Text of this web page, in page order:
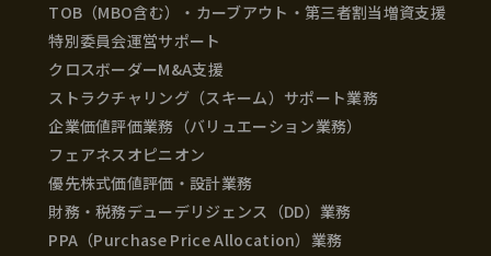
TOB（MBO含む）・カーブアウト・第三者割当増資支援
特別委員会運営サポート
クロスボーダーM&A支援
ストラクチャリング（スキーム）サポート業務
企業価値評価業務（バリュエーション業務）
フェアネスオピニオン
優先株式価値評価・設計業務
財務・税務デューデリジェンス（DD）業務
PPA（Purchase Price Allocation）業務